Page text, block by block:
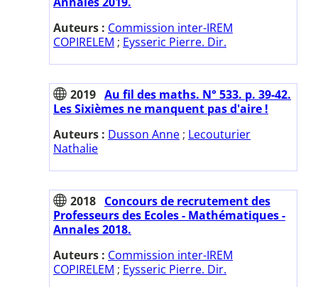
Auteurs : Commission inter-IREM
COPIRELEM ; Eysseric Pierre. Dir.
2019 Au fil des maths. N° 533. p. 39-42.
Les Sixièmes ne manquent pas d'aire !
Auteurs : Dusson Anne ; Lecouturier
Nathalie
2018 Concours de recrutement des
Professeurs des Ecoles - Mathématiques -
Annales 2018.
Auteurs : Commission inter-IREM
COPIRELEM ; Eysseric Pierre. Dir.